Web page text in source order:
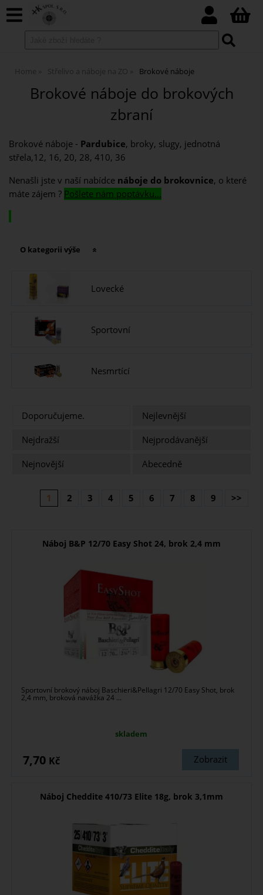
Home Střelivo a náboje na ZO Brokové náboje
Brokové náboje do brokových
zbraní
Brokové náboje - Pardubice, broky, slugy, jednotná
střela,12, 16, 20, 28, 410, 36
Nenašli jste v naší nabídce náboje do brokovnice, o které
máte zájem ? Pošlete nám poptávku...
O kategorii výše
Lovecké
Sportovní
Nesmrtící
Doporučujeme.
Nejlevnější
Nejdražší
Nejprodávanější
Nejnovější
Abecedně
1 2 3 4 5 6 7 8 9 >>
Náboj B&P 12/70 Easy Shot 24, brok 2,4 mm
Sportovní brokový náboj Baschieri&Pellagri 12/70 Easy Shot, brok
2,4 mm, broková navážka 24 ...
skladem
Zobrazit
7,70 Kč
Náboj Cheddite 410/73 Elite 18g, brok 3,1mm